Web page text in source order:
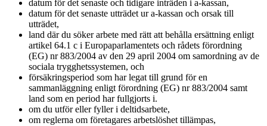
datum för det senaste och tidigare inträden i a-kassan,
datum för det senaste utträdet ur a-kassan och orsak till
utträdet,
land där du söker arbete med rätt att behålla ersättning enligt
artikel 64.1 c i Europaparlamentets och rådets förordning
(EG) nr 883/2004 av den 29 april 2004 om samordning av de
sociala trygghetssystemen, och
försäkringsperiod som har legat till grund för en
sammanläggning enligt förordning (EG) nr 883/2004 samt
land som en period har fullgjorts i.
om du utför eller fyller i deltidsarbete,
om reglerna om företagares arbetslöshet tillämpas,